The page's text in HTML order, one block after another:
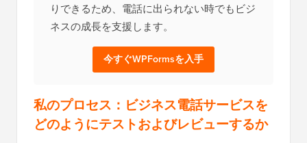
りできるため、電話に出られない時でもビジ
ネスの成長を支援します。
今すぐWPFormsを入手
私のプロセス：ビジネス電話サービスを
どのようにテストおよびレビューするか